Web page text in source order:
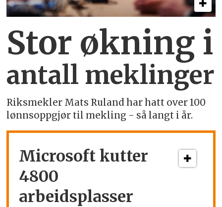
Stor økning i
antall meklinger
Riksmekler Mats Ruland har hatt over 100
lønnsoppgjør til mekling - så langt i år.
Microsoft kutter
4800
arbeidsplasser